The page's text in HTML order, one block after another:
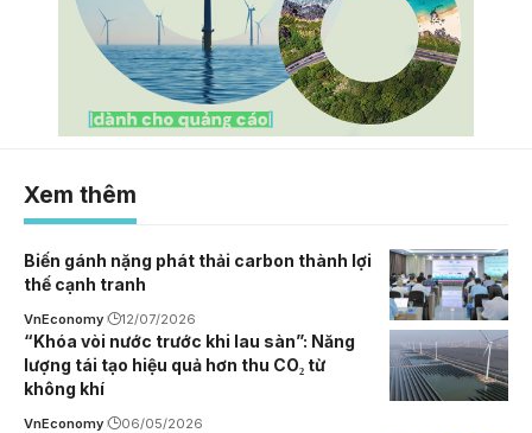
Xem thêm
Biến gánh nặng phát thải carbon thành lợi
thế cạnh tranh
VnEconomy 12/07/2026
“Khóa vòi nước trước khi lau sàn”: Năng
lượng tái tạo hiệu quả hơn thu CO₂ từ
không khí
VnEconomy 06/05/2026